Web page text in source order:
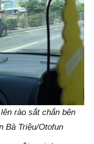
rào sắt chắn bên
Bà Triệu/Otofun